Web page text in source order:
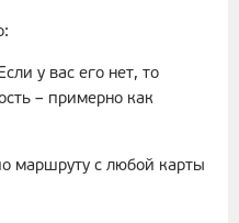
у вас его нет, то
– примерно как
маршруту с любой карты